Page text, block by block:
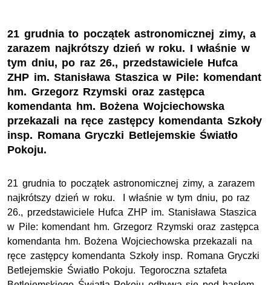
21 grudnia to początek astronomicznej zimy, a
zarazem najkrótszy dzień w roku. I właśnie w
tym dniu, po raz 26., przedstawiciele Hufca
ZHP im. Stanisława Staszica w Pile: komendant
hm. Grzegorz Rzymski oraz zastępca
komendanta hm. Bożena Wojciechowska
przekazali na ręce zastępcy komendanta Szkoły
insp. Romana Gryczki Betlejemskie Światło
Pokoju.
21 grudnia to początek astronomicznej zimy, a zarazem
najkrótszy dzień w roku. I właśnie w tym dniu, po raz
26., przedstawiciele Hufca ZHP im. Stanisława Staszica
w Pile: komendant hm. Grzegorz Rzymski oraz zastępca
komendanta hm. Bożena Wojciechowska przekazali na
ręce zastępcy komendanta Szkoły insp. Romana Gryczki
Betlejemskie Światło Pokoju. Tegoroczna sztafeta